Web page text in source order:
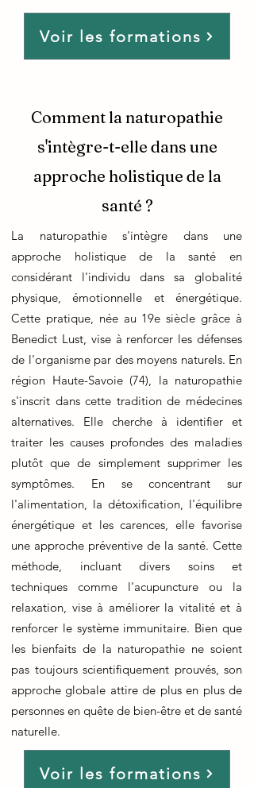
Voir les formations
Comment la naturopathie
s'intègre-t-elle dans une
approche holistique de la
santé ?
La naturopathie s'intègre dans une
approche holistique de la santé en
considérant l'individu dans sa globalité
physique, émotionnelle et énergétique.
Cette pratique, née au 19e siècle grâce à
Benedict Lust, vise à renforcer les défenses
de l'organisme par des moyens naturels. En
région Haute-Savoie (74), la naturopathie
s'inscrit dans cette tradition de médecines
alternatives. Elle cherche à identifier et
traiter les causes profondes des maladies
plutôt que de simplement supprimer les
symptômes. En se concentrant sur
l'alimentation, la détoxification, l'équilibre
énergétique et les carences, elle favorise
une approche préventive de la santé. Cette
méthode, incluant divers soins et
techniques comme l'acupuncture ou la
relaxation, vise à améliorer la vitalité et à
renforcer le système immunitaire. Bien que
les bienfaits de la naturopathie ne soient
pas toujours scientifiquement prouvés, son
approche globale attire de plus en plus de
personnes en quête de bien-être et de santé
naturelle.
Voir les formations